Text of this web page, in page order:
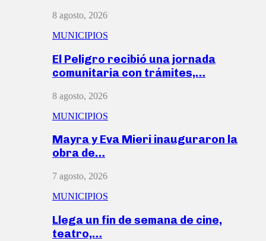
8 agosto, 2026
MUNICIPIOS
El Peligro recibió una jornada
comunitaria con trámites,…
8 agosto, 2026
MUNICIPIOS
Mayra y Eva Mieri inauguraron la
obra de…
7 agosto, 2026
MUNICIPIOS
Llega un fin de semana de cine,
teatro,…